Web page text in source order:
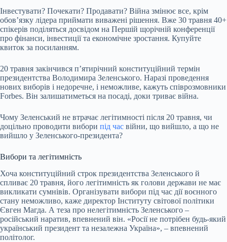
Інвестувати? Почекати? Продавати? Війна змінює все, крім
обов’язку лідера приймати виважені рішення. Вже 30 травня 40+
спікерів поділяться досвідом на Першій щорічній конференції
про фінанси, інвестиції та економічне зростання. Купуйте
квиток за посиланням.
20 травня закінчився пʼятирічний конституційний термін
президентства Володимира Зеленського. Наразі проведення
нових виборів і недоречне, і неможливе, кажуть співрозмовники
Forbes. Він залишатиметься на посаді, доки триває війна.
Чому Зеленський не втрачає легітимності після 20 травня, чи
доцільно проводити вибори під час війни, що вийшло, а що не
вийшло у Зеленського-президента?
Вибори та легітимність
Хоча конституційний строк президентства Зеленського й
спливає 20 травня, його легітимність як голови держави не має
викликати сумнівів. Організувати вибори під час дії воєнного
стану неможливо, каже директор Інституту світової політики
Євген Магда. А теза про нелегітимність Зеленського –
російський наратив, впевнений він. «Росії не потрібен будь-який
український президент та незалежна Україна», – впевнений
політолог.